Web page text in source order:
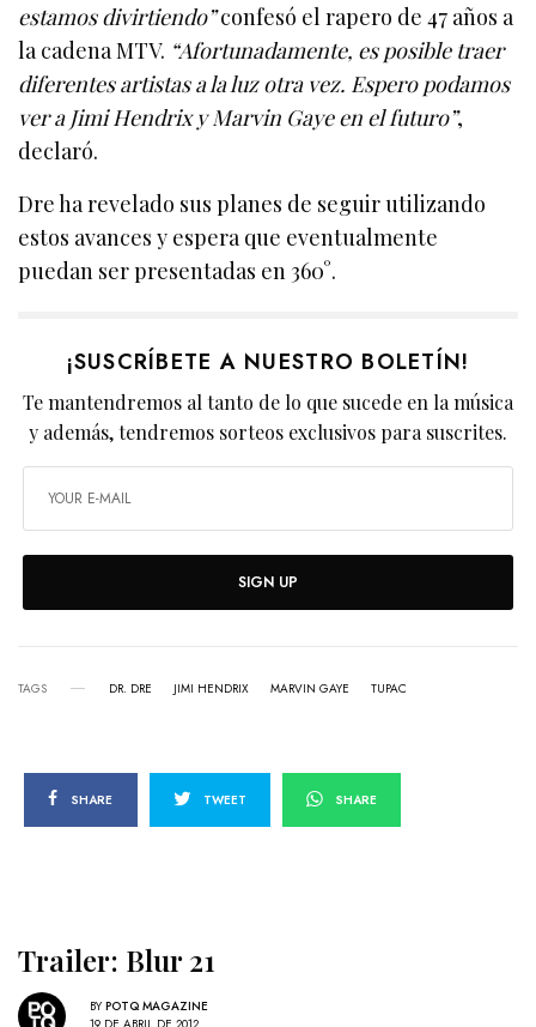
estamos divirtiendo”confesó el rapero de 47 años a
la cadena MTV. “Afortunadamente, es posible traer
diferentes artistas a la luz otra vez. Espero podamos
ver a Jimi Hendrix y Marvin Gaye en el futuro”,
declaró.
Dre ha revelado sus planes de seguir utilizando
estos avances y espera que eventualmente
puedan ser presentadas en 360°.
¡SUSCRÍBETE A NUESTRO BOLETÍN!
Te mantendremos al tanto de lo que sucede en la música
y además, tendremos sorteos exclusivos para suscrites.
SIGN UP
TAGS DR. DRE JIMI HENDRIX MARVIN GAYE TUPAC
SHARE TWEET SHARE
Trailer: Blur 21
BY POTQ MAGAZINE